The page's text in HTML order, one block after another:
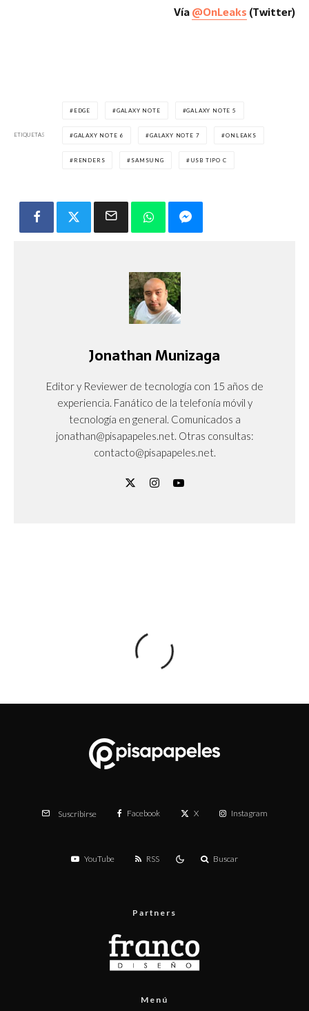
Vía@OnLeaks (Twitter)
ETIQUETAS
EDGE GALAXY NOTE GALAXY NOTE 5
GALAXY NOTE 6 GALAXY NOTE 7 ONLEAKS
RENDERS SAMSUNG USB TIPO C
Jonathan Munizaga
Editor y Reviewer de tecnología con 15 años de
experiencia. Fanático de la telefonía móvil y
tecnología en general. Comunicados a
jonathan@pisapapeles.net. Otras consultas:
contacto@pisapapeles.net.
Suscribirse Facebook X Instagram
YouTube RSS Buscar
Partners
Menú